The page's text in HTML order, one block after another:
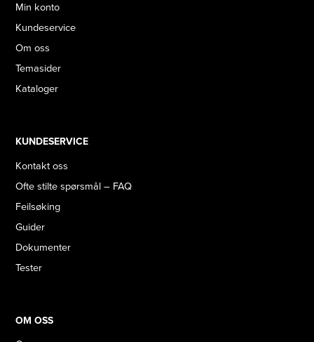
Min konto
Kundeservice
Om oss
Temasider
Kataloger
KUNDESERVICE
Kontakt oss
Ofte stilte spørsmål – FAQ
Feilsøking
Guider
Dokumenter
Tester
OM OSS